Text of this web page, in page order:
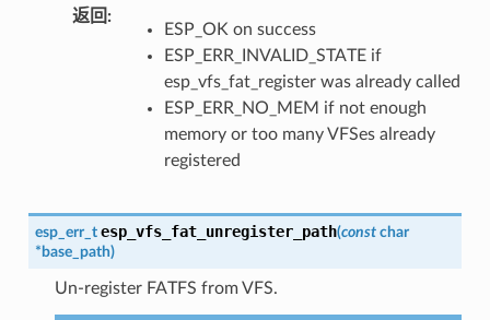
返回 :
ESP_OK on success
ESP_ERR_INVALID_STATE if
esp_vfs_fat_register was already called
ESP_ERR_NO_MEM if not enough
memory or too many VFSes already
registered
esp_err_t esp_vfs_fat_unregister_path(const char
* base_path)
Un-register FATFS from VFS.